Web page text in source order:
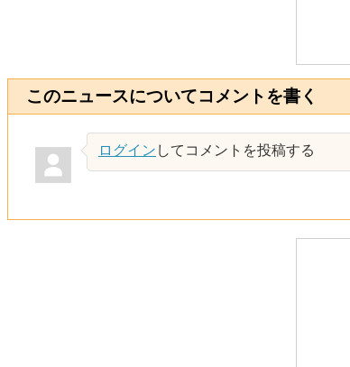
このニュースについてコメントを書く
ログイン してコメントを投稿する